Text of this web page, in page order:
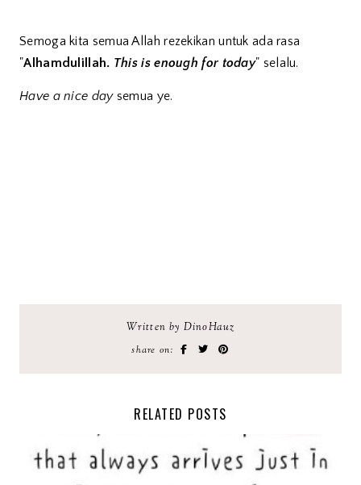
Semoga kita semua Allah rezekikan untuk ada rasa
"Alhamdulillah. This is enough for today" selalu.
Have a nice daysemua ye.
Written by DinoHauz
share on:
RELATED POSTS